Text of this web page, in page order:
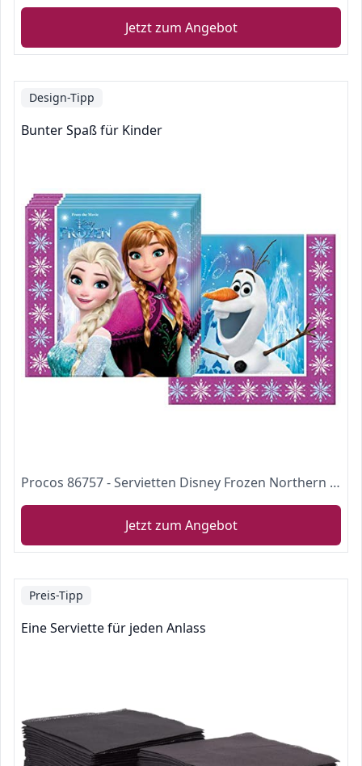
Jetzt zum Angebot
Design-Tipp
Bunter Spaß für Kinder
Procos 86757 - Servietten Disney Frozen Northern Lights, 20 Stück, Papierservietten mit Motiv, Tischdekoration, Anna, Elsa, Eiskönigin
Jetzt zum Angebot
Preis-Tipp
Eine Serviette für jeden Anlass